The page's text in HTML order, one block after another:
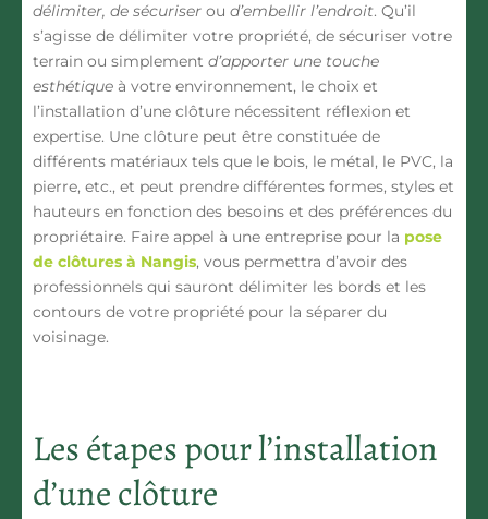
délimiter, de sécuriser ou d’embellir l’endroit. Qu’il
s’agisse de délimiter votre propriété, de sécuriser votre
terrain ou simplement d’apporter une touche
esthétique à votre environnement, le choix et
l’installation d’une clôture nécessitent réflexion et
expertise. Une clôture peut être constituée de
différents matériaux tels que le bois, le métal, le PVC, la
pierre, etc., et peut prendre différentes formes, styles et
hauteurs en fonction des besoins et des préférences du
propriétaire. Faire appel à une entreprise pour la pose
de clôtures à Nangis, vous permettra d’avoir des
professionnels qui sauront délimiter les bords et les
contours de votre propriété pour la séparer du
voisinage.
Les étapes pour l’installation
d’une clôture